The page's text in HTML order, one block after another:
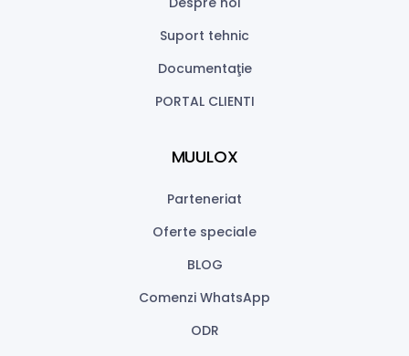
Suport tehnic
Documentaţie
PORTAL CLIENTI
MUULOX
Parteneriat
Oferte speciale
BLOG
Comenzi WhatsApp
ODR